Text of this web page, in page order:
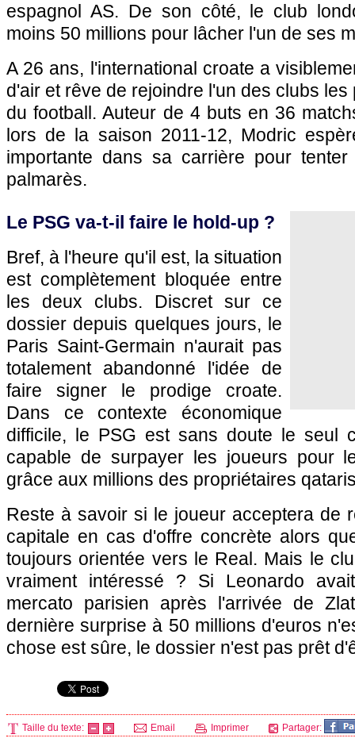
espagnol AS. De son côté, le club
moins 50 millions pour lâcher l'un de ses
A 26 ans, l'international croate a
d'air et rêve de rejoindre l'un des clubs
du football. Auteur de 4 buts en 36
lors de la saison 2011-12, Modric
importante dans sa carrière pour
palmarès.
Le PSG va-t-il faire le hold-up ?
Bref, à l'heure qu'il est, la situation
est complètement bloquée entre
les deux clubs. Discret sur ce
dossier depuis quelques jours, le
Paris Saint-Germain n'aurait pas
totalement abandonné l'idée de
faire signer le prodige croate.
Dans ce contexte économique
difficile, le PSG est sans doute le seul
capable de surpayer les joueurs pour
grâce aux millions des propriétaires
Reste à savoir si le joueur acceptera de
capitale en cas d'offre concrète alors
toujours orientée vers le Real. Mais le
vraiment intéressé ? Si Leonardo
mercato parisien après l'arrivée de
dernière surprise à 50 millions d'euros
chose est sûre, le dossier n'est pas prêt
Taille du texte: Email Imprimer Partager: